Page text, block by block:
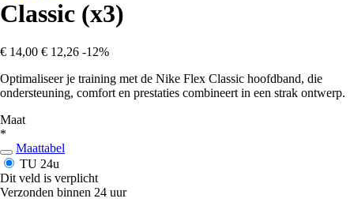
Classic (x3)
€ 14,00 € 12,26 -12%
Optimaliseer je training met de Nike Flex Classic hoofdband, die
ondersteuning, comfort en prestaties combineert in een strak ontwerp.
Maat
*
Maattabel
TU 24u
Dit veld is verplicht
Verzonden binnen 24 uur